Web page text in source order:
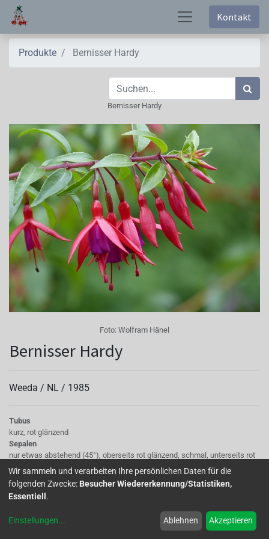
Kontakt
Produkte Bernisser Hardy
Bernisser Hardy
Foto: Wolfram Hänel
Bernisser Hardy
Weeda / NL / 1985
Tubus
kurz, rot glänzend
Sepalen
nur etwas abstehend (45°), oberseits rot glänzend, schmal, unterseits rot
matt
Korolle/Petalen
an der Basis heller, einfach, purpurviolett, schwache rote Aderung
Staubgefäße
Pollen hellgrau, Staubgefäße karminrot, karminrot
Stempel
Wir sammeln und verarbeiten Ihre persönlichen Daten für die
folgenden Zwecke: Besucher Wiedererkennung/Statistiken,
Essentiell .
Einstellungen... Ablehnen Akzeptieren